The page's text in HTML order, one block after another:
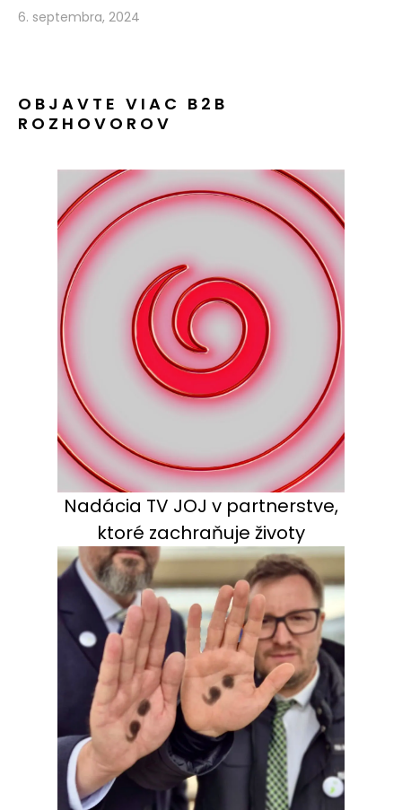
6. septembra, 2024
OBJAVTE VIAC B2B
ROZHOVOROV
Nadácia TV JOJ v partnerstve,
ktoré zachraňuje životy